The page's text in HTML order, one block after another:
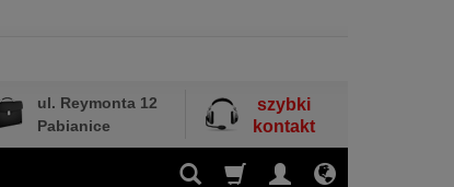
ul. Reymonta 12
Pabianice
szybki
kontakt